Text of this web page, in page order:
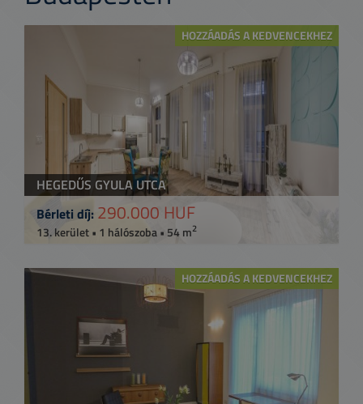
HOZZÁADÁS A KEDVENCEKHEZ
HEGEDŰS GYULA UTCA
Bérleti díj: 290.000 HUF
13. kerület • 1 hálószoba • 54 m2
HOZZÁADÁS A KEDVENCEKHEZ